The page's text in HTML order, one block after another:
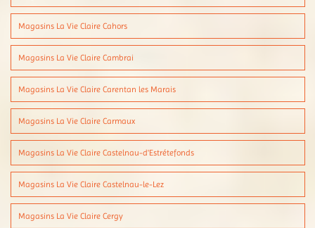
Magasins La Vie Claire Cahors
Magasins La Vie Claire Cambrai
Magasins La Vie Claire Carentan les Marais
Magasins La Vie Claire Carmaux
Magasins La Vie Claire Castelnau-d'Estrétefonds
Magasins La Vie Claire Castelnau-le-Lez
Magasins La Vie Claire Cergy